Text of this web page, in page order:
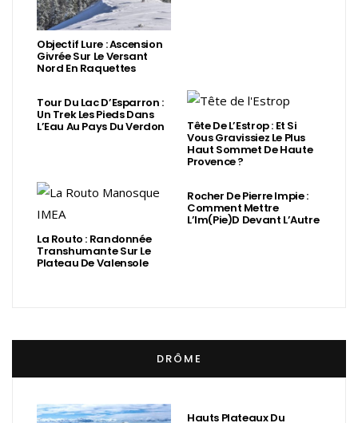
Objectif Lure : Ascension
Givrée Sur Le Versant
Nord En Raquettes
Tour Du Lac D’Esparron :
Un Trek Les Pieds Dans
L’Eau Au Pays Du Verdon Tête De L’Estrop : Et Si
Vous Gravissiez Le Plus
Haut Sommet De Haute
Provence ?
La Routo : Randonnée
Transhumante Sur Le
Plateau De Valensole
Rocher De Pierre Impie :
Comment Mettre
L’Im(Pie)d Devant L’Autre
DRÔME
Hauts Plateaux Du